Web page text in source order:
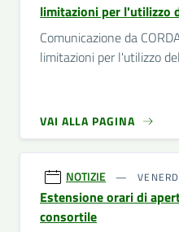
limitazioni per l'utilizzo
Comunicazione da
limitazioni per l'utilizzo
VAI ALLA PAGINA
NOTIZIE
Estensione orari di
consortile